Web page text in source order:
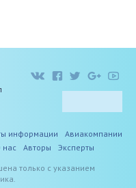
информации
Авиакомпании
нас Авторы
Эксперты
только с указанием